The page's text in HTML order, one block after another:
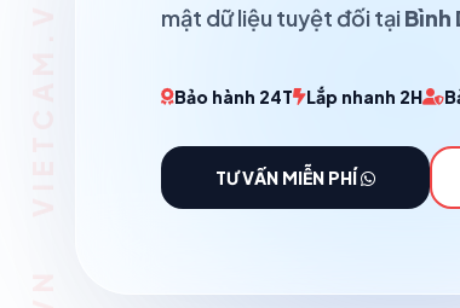
mật dữ liệu tuyệt đối tại Bình
Bảo hành 24T Lắp nhanh 2H
TƯ VẤN MIỄN PHÍ